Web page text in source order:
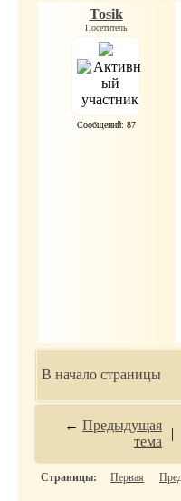
Tosik
Посетитель
Сообщений: 87
В начало страницы
← Предыдущая
тема
|
Страницы: Первая